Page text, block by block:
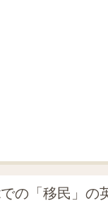
の「移民」の